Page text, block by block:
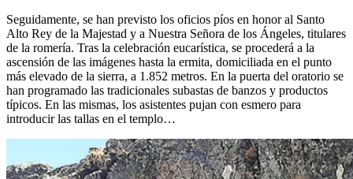
Seguidamente, se han previsto los oficios píos en honor al Santo
Alto Rey de la Majestad y a Nuestra Señora de los Ángeles, titulares
de la romería. Tras la celebración eucarística, se procederá a la
ascensión de las imágenes hasta la ermita, domiciliada en el punto
más elevado de la sierra, a 1.852 metros. En la puerta del oratorio se
han programado las tradicionales subastas de banzos y productos
típicos. En las mismas, los asistentes pujan con esmero para
introducir las tallas en el templo…